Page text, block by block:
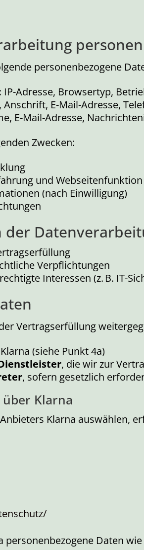
personenbezogene
IP-Adresse, Browsertyp,
Anschrift, E-Mail-Adresse,
E-Mail-Adresse,
Zwecken:
und Webseitenfunktion
(nach Einwilligung)
der
Verpflichtungen
Interessen (z. B. IT-
Vertragserfüllung
Klarna (siehe Punkt 4a)
, die wir zur
, sofern gesetzlich
Klarna
Klarna auswählen,
Daten